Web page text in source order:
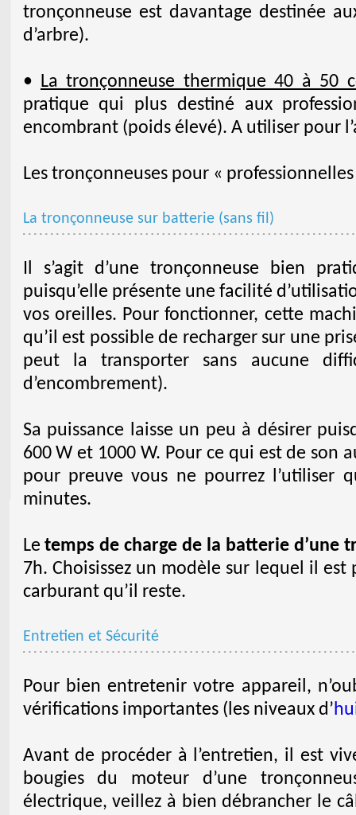
tronçonneuse est davantage destinée
d’arbre).
• La tronçonneuse thermique 40 à 50
pratique qui plus destiné aux
encombrant (poids élevé). A utiliser pour
Les tronçonneuses pour «
La tronçonneuse sur batterie (sans fil)
Il s’agit d’une tronçonneuse bien
puisqu’elle présente une facilité
vos oreilles. Pour fonctionner, cette
qu’il est possible de recharger sur une
peut la transporter sans aucune
d’encombrement).
Sa puissance laisse un peu à désirer
600 W et 1000 W. Pour ce qui est de son
pour preuve vous ne pourrez l’utiliser
minutes.
Letemps de charge de la batterie d’une
7h. Choisissez un modèle sur lequel il
carburant qu’il reste.
Entretien et Sécurité
Pour bien entretenir votre appareil,
vérifications importantes (les niveaux d’
Avant de procéder à l’entretien, il est
bougies du moteur d’une
électrique, veillez à bien débrancher le